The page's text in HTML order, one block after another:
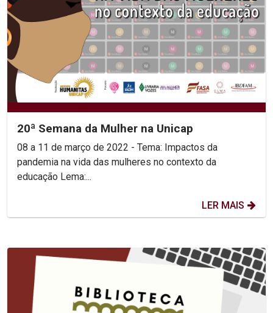
20ª Semana da Mulher na Unicap
08 a 11 de março de 2022 - Tema: Impactos da
pandemia na vida das mulheres no contexto da
educação Lema:...
LER MAIS